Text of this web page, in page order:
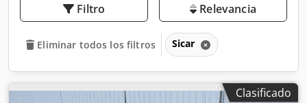
Filtro Relevancia
Eliminar todos los filtros Sicar
Clasificado